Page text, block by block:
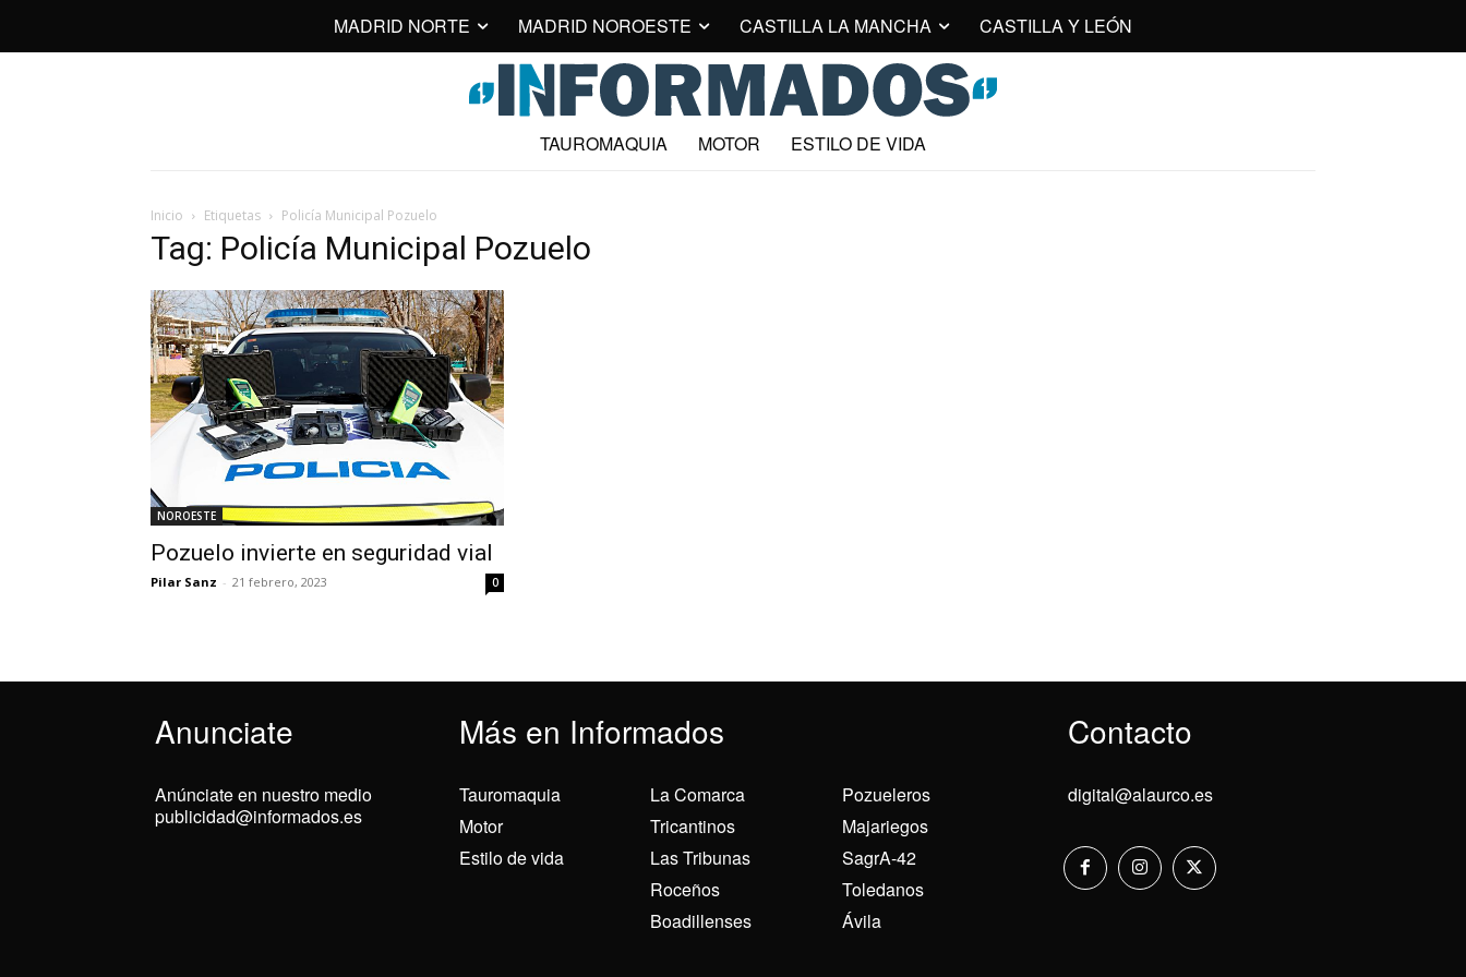
MADRID NORTE MADRID NOROESTE CASTILLA LA MANCHA CASTILLA Y LEÓN
TAUROMAQUIA MOTOR ESTILO DE VIDA
Inicio Etiquetas Policía Municipal Pozuelo
Tag: Policía Municipal Pozuelo
NOROESTE
Pozuelo invierte en seguridad vial
Pilar Sanz - 21 febrero, 2023 0
Anunciate Más en Informados Contacto
Anúnciate en nuestro medio
publicidad@informados.es
Tauromaquia
Motor
Estilo de vida
La Comarca
Tricantinos
Las Tribunas
Roceños
Boadillenses
Pozueleros
Majariegos
SagrA-42
Toledanos
Ávila
digital@alaurco.es